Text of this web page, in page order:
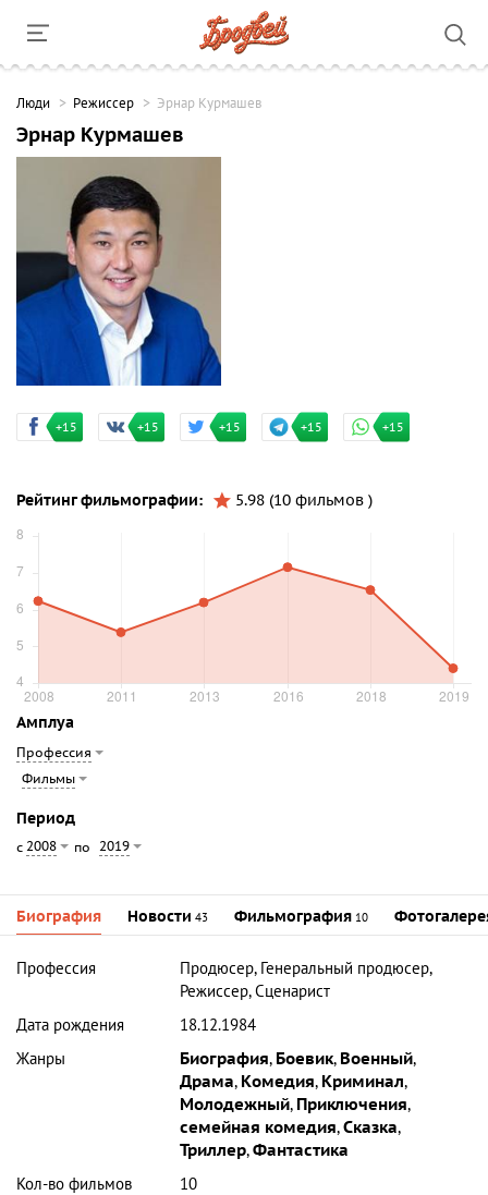
Люди Режиссер Эрнар Курмашев
Эрнар Курмашев
+15 +15 +15 +15 +15
Рейтинг фильмографии: 5.98 (10 фильмов )
Амплуа
Профессия
Фильмы
Период
с 2008 по 2019
Биография Новости 43 Фильмография 10
Профессия
Продюсер, Генеральный продюсер,
Режиссер, Сценарист
Дата рождения
18.12.1984
Жанры
Биография, Боевик, Военный,
Драма, Комедия, Криминал,
Молодежный, Приключения,
семейная комедия,Сказка,
Триллер,Фантастика
Кол-во фильмов
10